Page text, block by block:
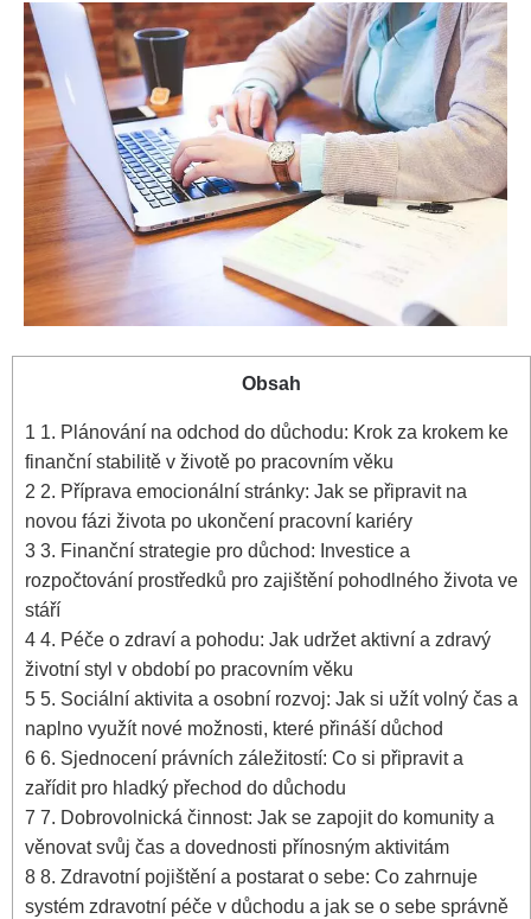
Obsah
1 1. Plánování na odchod do důchodu: Krok za krokem ke
finanční stabilitě v životě po pracovním věku
2 2. Příprava emocionální stránky: Jak se připravit na
novou fázi života po ukončení pracovní kariéry
3 3. Finanční strategie pro důchod: Investice a
rozpočtování prostředků pro zajištění pohodlného života ve
stáří
4 4. Péče o zdraví a pohodu: Jak udržet aktivní a zdravý
životní styl v období po pracovním věku
5 5. Sociální aktivita a osobní rozvoj: Jak si užít volný čas a
naplno využít nové možnosti, které přináší důchod
6 6. Sjednocení právních záležitostí: Co si připravit a
zařídit pro hladký přechod do důchodu
7 7. Dobrovolnická činnost: Jak se zapojit do komunity a
věnovat svůj čas a dovednosti přínosným aktivitám
8 8. Zdravotní pojištění a postarat o sebe: Co zahrnuje
systém zdravotní péče v důchodu a jak se o sebe správně